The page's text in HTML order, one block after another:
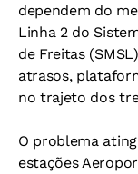
dependem do
Linha 2 do
de Freitas
atrasos,
no trajeto dos
O problema
estações